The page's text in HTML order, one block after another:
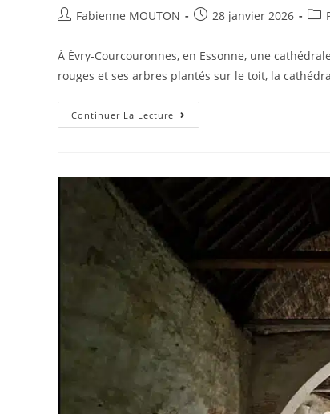
Auteur/autrice
la
publication :
Fabienne MOUTON
Post28 janvier 2026
Post
À Évry-Courcouronnes, en Essonne, une
rouges et ses arbres plantés sur le toit, la
Continuer La Lecture En
Essonne,
L’une
Églises
Insolites
La
Région